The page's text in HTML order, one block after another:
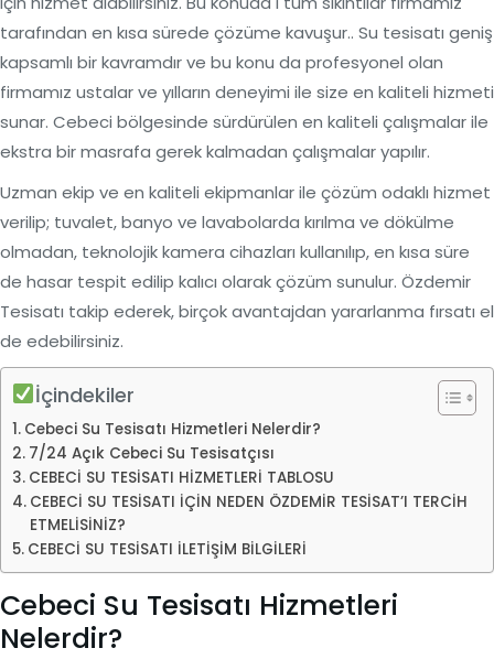
tarafından en kısa sürede çözüme kavuşur.. Su tesisatı geniş
kapsamlı bir kavramdır ve bu konu da profesyonel olan
firmamız ustalar ve yılların deneyimi ile size en kaliteli hizmeti
sunar. Cebeci bölgesinde sürdürülen en kaliteli çalışmalar ile
ekstra bir masrafa gerek kalmadan çalışmalar yapılır.
Uzman ekip ve en kaliteli ekipmanlar ile çözüm odaklı hizmet
verilip; tuvalet, banyo ve lavabolarda kırılma ve dökülme
olmadan, teknolojik kamera cihazları kullanılıp, en kısa süre
de hasar tespit edilip kalıcı olarak çözüm sunulur. Özdemir
Tesisatı takip ederek, birçok avantajdan yararlanma fırsatı el
de edebilirsiniz.
İçindekiler
Cebeci Su Tesisatı Hizmetleri Nelerdir?
7/24 Açık Cebeci Su Tesisatçısı
CEBECİ SU TESİSATI HİZMETLERİ TABLOSU
CEBECİ SU TESİSATI İÇİN NEDEN ÖZDEMİR TESİSAT’I TERCİH
ETMELİSİNİZ?
CEBECİ SU TESİSATI İLETİŞİM BİLGİLERİ
Cebeci Su Tesisatı Hizmetleri
Nelerdir?